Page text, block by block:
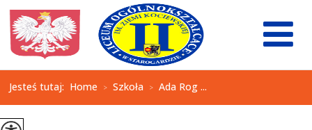
Jesteś tutaj: Home > Szkoła > Ada Rog ...